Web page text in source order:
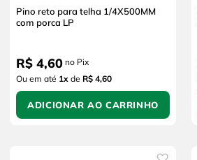
Pino reto para telha 1/4X500MM
com porca LP
R$ 4,60 no Pix
Ou em até 1x de R$ 4,60
ADICIONAR AO CARRINHO